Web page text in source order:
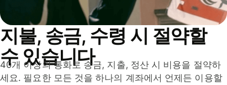
지불, 송금, 수령 시 절약할
수 있습니다
40개 이상의 통화로 송금, 지출, 정산 시 비용을 절약하
세요. 필요한 모든 것을 하나의 계좌에서 언제든 이용할